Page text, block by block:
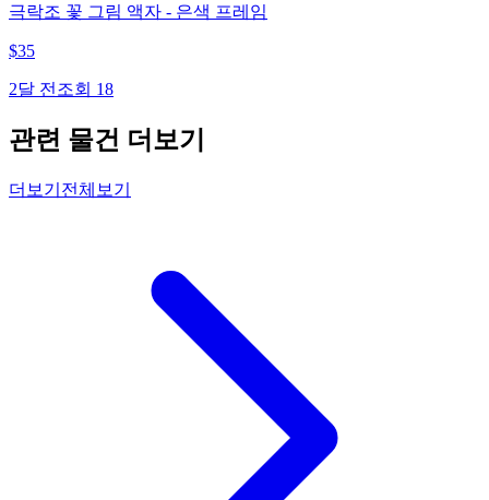
극락조 꽃 그림 액자 - 은색 프레임
$35
2달 전 조회 18
관련 물건 더보기
더보기 전체보기